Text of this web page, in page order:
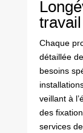
Chaque
détaillée
besoins
veillant à
des
services